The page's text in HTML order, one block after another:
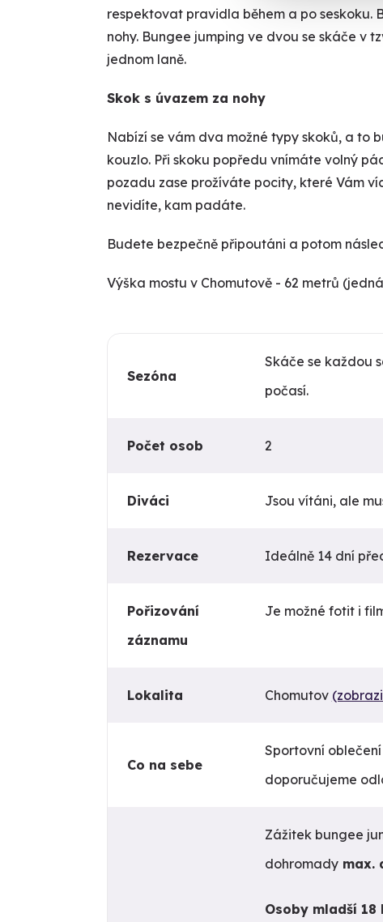
respektovat pravidla během a po seskoku.
nohy. Bungee jumping ve dvou se skáče v
jednom laně.
Skok s úvazem za nohy
Nabízí se vám dva možné typy skoků, a to
kouzlo. Při skoku popředu vnímáte volný
pozadu zase prožíváte pocity, které Vám
nevidíte, kam padáte.
Budete bezpečně připoutáni a potom
Výška mostu v Chomutově - 62 metrů
Sezóna
Skáče se každou
počasí.
Počet osob 2
Diváci Jsou vítáni, ale
Rezervace Ideálně 14 dní
Pořizování
záznamu
Je možné fotit i
Lokalita Chomutov
Co na sebe
Sportovní
doporučujeme
Zážitek bungee
dohromadymax.
Osoby mladší 18